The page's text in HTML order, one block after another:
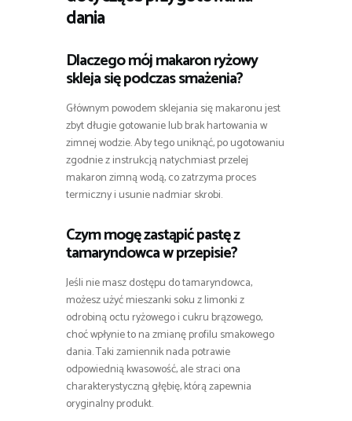
dania
Dlaczego mój makaron ryżowy
skleja się podczas smażenia?
Głównym powodem sklejania się makaronu jest
zbyt długie gotowanie lub brak hartowania w
zimnej wodzie. Aby tego uniknąć, po ugotowaniu
zgodnie z instrukcją natychmiast przelej
makaron zimną wodą, co zatrzyma proces
termiczny i usunie nadmiar skrobi.
Czym mogę zastąpić pastę z
tamaryndowca w przepisie?
Jeśli nie masz dostępu do tamaryndowca,
możesz użyć mieszanki soku z limonki z
odrobiną octu ryżowego i cukru brązowego,
choć wpłynie to na zmianę profilu smakowego
dania. Taki zamiennik nada potrawie
odpowiednią kwasowość, ale straci ona
charakterystyczną głębię, którą zapewnia
oryginalny produkt.